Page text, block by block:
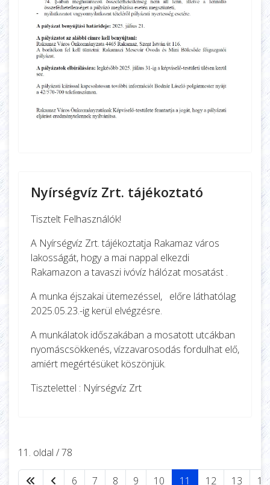
Nyírségvíz Zrt. tájékoztató
Tisztelt Felhasználók!
A Nyírségvíz Zrt. tájékoztatja Rakamaz város
lakosságát, hogy a mai nappal elkezdi
Rakamazon a tavaszi ivóvíz hálózat mosatást .
A munka éjszakai ütemezéssel, előre láthatólag
2025.05.23.-ig kerül elvégzésre.
A munkálatok időszakában a mosatott utcákban
nyomáscsökkenés, vízzavarosodás fordulhat elő,
amiért megértésüket köszönjük.
Tisztelettel : Nyírségvíz Zrt
11. oldal / 78
6 7 8 9 10 11 12 13 14